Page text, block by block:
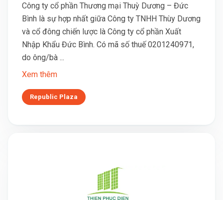
Công ty cổ phần Thương mại Thuỳ Dương – Đức
Bình là sự hợp nhất giữa Công ty TNHH Thùy Dương
và cổ đông chiến lược là Công ty cổ phần Xuất
Nhập Khẩu Đức Bình. Có mã số thuế 0201240971,
do ông/bà ...
Xem thêm
Republic Plaza